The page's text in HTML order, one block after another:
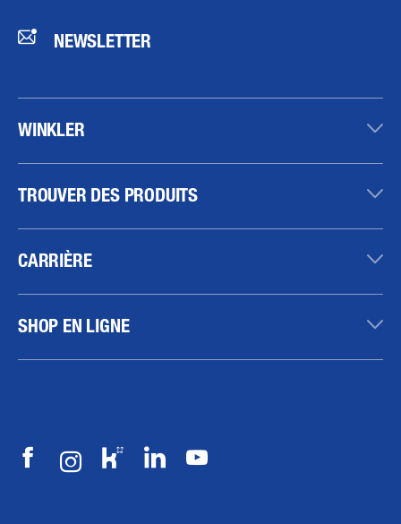
NEWSLETTER
WINKLER
TROUVER DES PRODUITS
CARRIÈRE
SHOP EN LIGNE